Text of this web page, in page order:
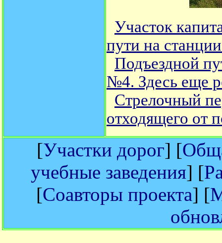
Участок
пути на
Подъездной
№4. Здесь еще
Стрелочный
отходящего от
[Участки дорог] [
учебные заведения] [
[Соавторы проекта] [